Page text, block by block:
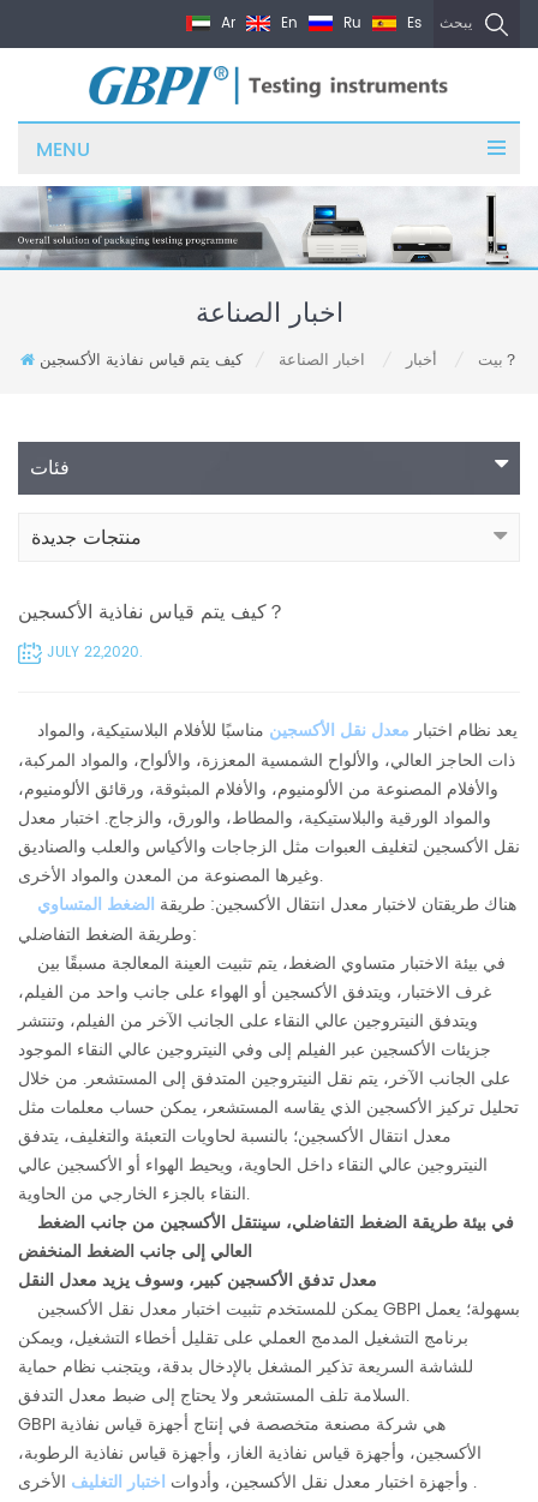
يبحث Ar En Ru Es
MENU
اخبار الصناعة
بيت أخبار اخبار الصناعة كيف يتم قياس نفاذية الأكسجين？
فئات
منتجات جديدة
كيف يتم قياس نفاذية الأكسجين？
JULY 22,2020.
يعد نظام اختبار معدل نقل الأكسجين مناسبًا للأفلام البلاستيكية، والمواد
ذات الحاجز العالي، والألواح الشمسية المعززة، والألواح، والمواد المركبة،
والأفلام المصنوعة من الألومنيوم، والأفلام المبثوقة، ورقائق الألومنيوم،
والمواد الورقية والبلاستيكية، والمطاط، والورق، والزجاج. اختبار معدل
نقل الأكسجين لتغليف العبوات مثل الزجاجات والأكياس والعلب والصناديق
وغيرها المصنوعة من المعدن والمواد الأخرى.
هناك طريقتان لاختبار معدل انتقال الأكسجين: طريقة الضغط المتساوي
وطريقة الضغط التفاضلي:
غرف الاختبار، ويتدفق الأكسجين أو الهواء على جانب واحد من الفيلم،
ويتدفق النيتروجين عالي النقاء على الجانب الآخر من الفيلم، وتنتشر
جزيئات الأكسجين عبر الفيلم إلى وفي النيتروجين عالي النقاء الموجود
على الجانب الآخر، يتم نقل النيتروجين المتدفق إلى المستشعر. من خلال
تحليل تركيز الأكسجين الذي يقاسه المستشعر، يمكن حساب معلمات مثل
معدل انتقال الأكسجين؛ بالنسبة لحاويات التعبئة والتغليف، يتدفق
النيتروجين عالي النقاء داخل الحاوية، ويحيط الهواء أو الأكسجين عالي
النقاء بالجزء الخارجي من الحاوية.
العالي إلى جانب الضغط المنخفض
معدل تدفق الأكسجين كبير، وسوف يزيد معدل النقل
برنامج التشغيل المدمج العملي على تقليل أخطاء التشغيل، ويمكن
للشاشة السريعة تذكير المشغل بالإدخال بدقة، ويتجنب نظام حماية
السلامة تلف المستشعر ولا يحتاج إلى ضبط معدل التدفق.
GBPI هي شركة مصنعة متخصصة في إنتاج أجهزة قياس نفاذية
الأكسجين، وأجهزة قياس نفاذية الغاز، وأجهزة قياس نفاذية الرطوبة،
وأجهزة اختبار معدل نقل الأكسجين، وأدوات اختبار التغليف الأخرى .